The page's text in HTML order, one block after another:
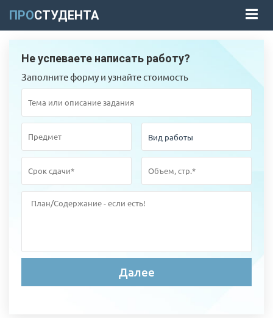
ПРОСТУДЕНТА
Не успеваете написать работу?
Заполните форму и узнайте стоимость